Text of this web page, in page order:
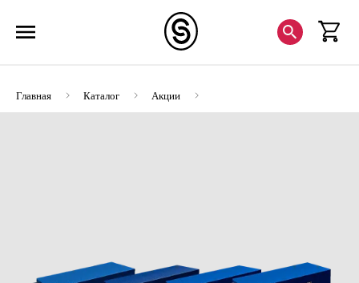
Главная Каталог
Акции
Комплект «Искусство в Вечном городе»